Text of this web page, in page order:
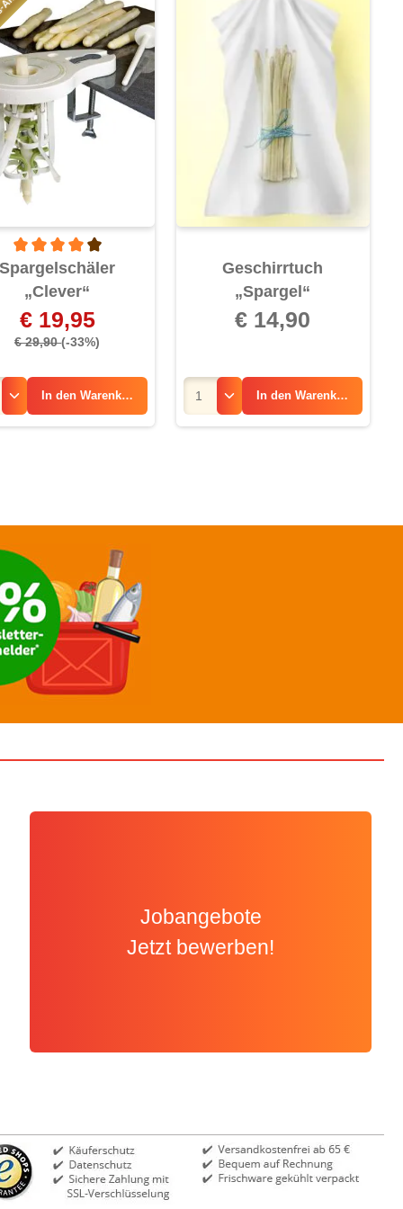
von 5 Sternen
Durchschnittliche Bewertung von 4 von 5 Sternen
Spargelschäler
„Clever“
€ 19,95
€ 29,90(-33%)
In den Warenkorb
Geschirrtuch
„Spargel“
€ 14,90
In den Warenkorb
Jobangebote
Jetzt bewerben!